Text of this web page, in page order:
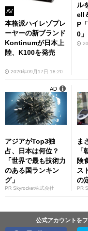
AV
本格派ハイレゾプレ
ーヤーの新ブランド
Kontinumが日本上
陸、K100を発売
2020年09月17日 18:20
ル
ell
P
0」
アジアがTop3独
占、日本は何位？
「世界で最も技術力
のある国ランキン
グ」
PR Skyrocket株式会社
AD
ま
険
ス
の
PR
公式アカウントを